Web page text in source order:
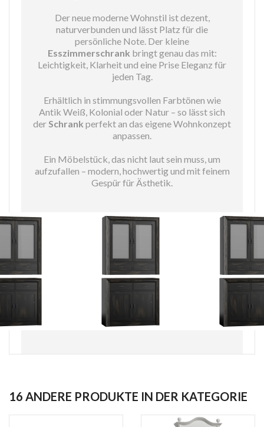
Der neue moderne Wohnstil ist dezent,
naturverbunden und lässt Platz für die
persönliche Note. Der kleine
Esszimmerschrank bringt genau das mit:
Leichtigkeit, Klarheit und eine Prise Eleganz für
jeden Tag.
Erhältlich in stimmungsvollen Farbtönen wie
Antik Weiß, Kolonial oder Natur – so lässt sich
derSchrank perfekt an das eigene Wohnkonzept
anpassen.
Ein Möbelstück, das nicht laut sein muss, um
aufzufallen – modern, hochwertig und mit feinem
Gespür für Ästhetik.
16 ANDERE PRODUKTE IN DER KATEGORIE